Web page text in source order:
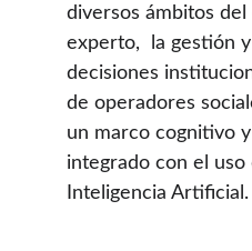
diversos ámbitos
experto,  la gestión
decisiones
de operadores
un marco cognitivo
integrado con el uso
Inteligencia Artificial.